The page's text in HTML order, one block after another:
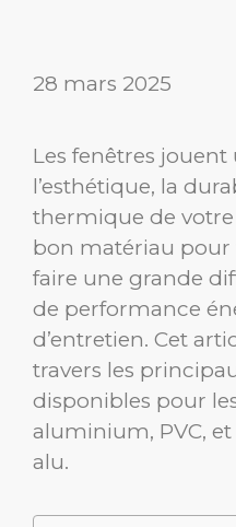
28 mars 2025
Les fenêtres
l’esthétique, la
thermique de
bon matériau pour
faire une grande
de performance
d’entretien. Cet
travers les
disponibles pour
aluminium, PVC,
alu.